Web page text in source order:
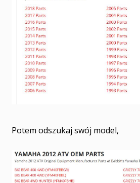
Potem odszukaj swój model,